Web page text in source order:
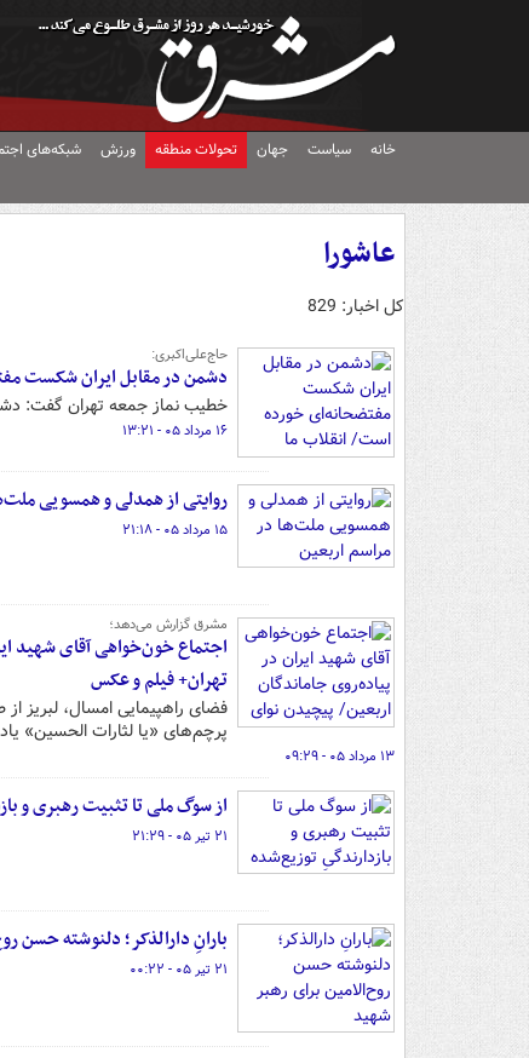
خانه سیاست جهان تحولات منطقه ورزش شبکه‌های
عاشورا
کل اخبار: 829
حاج‌علی‌اکبری:
دشمن در مقابل ایران شکست
خطیب نماز جمعه تهران گفت:
۱۶ مرداد ۰۵ - ۱۳:۲۱
روایتی از همدلی و همسویی
۱۵ مرداد ۰۵ - ۲۱:۱۸
مشرق گزارش می‌دهد؛
اجتماع خون‌خواهی آقای شهید
تهران+ فیلم و عکس
فضای راهپیمایی امسال، لبریز
پرچم‌های «یا لثارات الحسین»
۱۳ مرداد ۰۵ - ۰۹:۲۹
از سوگ ملی تا تثبیت رهبری و
۲۱ تیر ۰۵ - ۲۱:۲۹
بارانِ دارالذکر؛ دلنوشته حسن
۲۱ تیر ۰۵ - ۰۰:۲۲